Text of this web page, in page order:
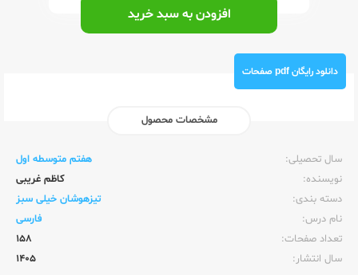
افزودن به سبد خرید
دانلود رایگان pdf صفحات
مشخصات محصول
سال تحصیلی:‌
هفتم متوسطه اول
نویسنده:‌
کاظم غریبی
دسته بندی:
تیزهوشان خیلی سبز
نام درس:
فارسی
تعداد صفحات:‌
158
سال انتشار:‌
1405